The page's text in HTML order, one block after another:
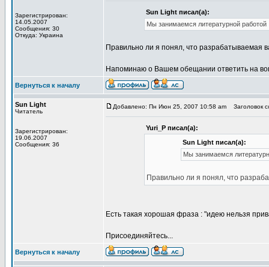
Зарегистрирован:
14.05.2007
Сообщения: 30
Откуда: Украина
Sun Light писал(а):
Мы занимаемся литературной
Правильно ли я понял, что разрабатываемая
Напоминаю о Вашем обещании ответить на
Вернуться к началу
Sun Light
Читатель
Зарегистрирован:
19.06.2007
Сообщения: 36
Добавлено: Пн Июн 25, 2007 10:58 am Заголовок
Yuri_P писал(а):
Sun Light писал(а):
Мы занимаемся
Правильно ли я понял, что
Есть такая хорошая фраза : "идею нельзя
Присоединяйтесь...
Вернуться к началу